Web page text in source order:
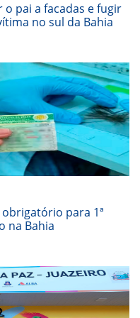
pai a facadas e fugir
no sul da Bahia
para 1ª
na Bahia